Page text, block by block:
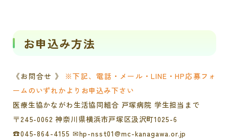
お申込み方法
《お問合せ 》 ※下記、電話・メール・LINE・HP応募フォ
ームのいずれかよりお申込み下さい
医療生協かながわ生活協同組合 戸塚病院 学生担当まで
〒245-0062 神奈川県横浜市戸塚区汲沢町1025-6
☎045-864-4155 ✉hp-nsst01@mc-kanagawa.or.jp